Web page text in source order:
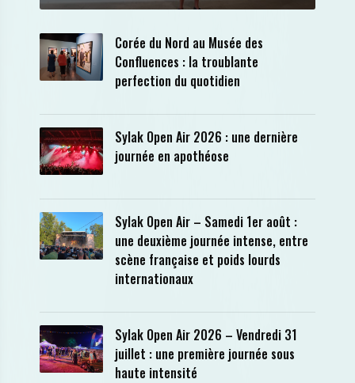
Corée du Nord au Musée des
Confluences : la troublante
perfection du quotidien
Sylak Open Air 2026 : une dernière
journée en apothéose
Sylak Open Air – Samedi 1er août :
une deuxième journée intense, entre
scène française et poids lourds
internationaux
Sylak Open Air 2026 – Vendredi 31
juillet : une première journée sous
haute intensité